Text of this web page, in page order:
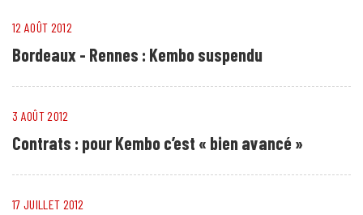
12 AOÛT 2012
Bordeaux - Rennes : Kembo suspendu
3 AOÛT 2012
Contrats : pour Kembo c’est « bien avancé »
17 JUILLET 2012